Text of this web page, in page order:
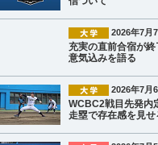
2026年7月
充実の直前合宿が
意気込みを語る
2026年7月
WCBC2戦目先発内
走塁で存在感を見せ